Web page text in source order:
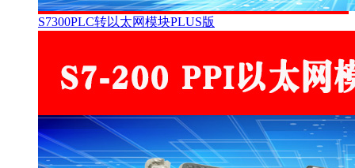
S7300PLC转以太网模块PLUS版